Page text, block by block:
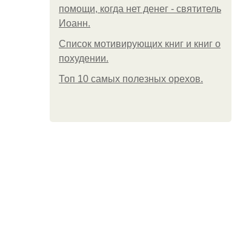
помощи, когда нет денег - святитель
Иоанн.
Список мотивирующих книг и книг о
похудении.
Топ 10 самых полезных орехов.